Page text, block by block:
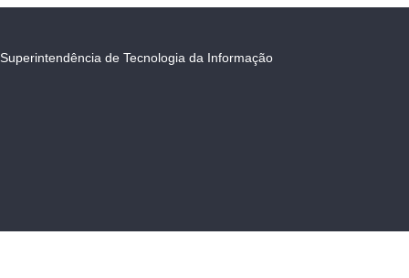
Superintendência de Tecnologia da Informação